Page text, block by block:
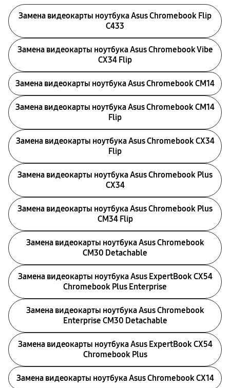
Замена видеокарты ноутбука Asus Chromebook Flip
C433
Замена видеокарты ноутбука Asus Chromebook Vibe
CX34 Flip
Замена видеокарты ноутбука Asus Chromebook CM14
Замена видеокарты ноутбука Asus Chromebook CM14
Flip
Замена видеокарты ноутбука Asus Chromebook CX34
Flip
Замена видеокарты ноутбука Asus Chromebook Plus
CX34
Замена видеокарты ноутбука Asus Chromebook Plus
CM34 Flip
Замена видеокарты ноутбука Asus Chromebook
CM30 Detachable
Замена видеокарты ноутбука Asus ExpertBook CX54
Chromebook Plus Enterprise
Замена видеокарты ноутбука Asus Chromebook
Enterprise CM30 Detachable
Замена видеокарты ноутбука Asus ExpertBook CX54
Chromebook Plus
Замена видеокарты ноутбука Asus Chromebook CX14